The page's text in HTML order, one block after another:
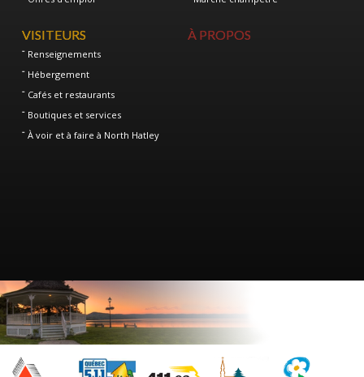
VISITEURS
Renseignements
Hébergement
Cafés et restaurants
Boutiques et services
À voir et à faire à North Hatley
À PROPOS